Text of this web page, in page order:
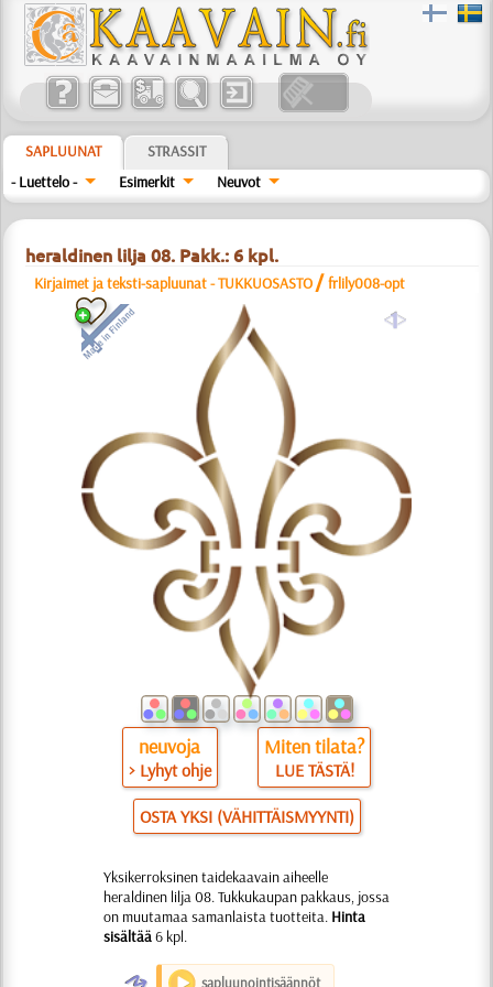
SAPLUUNAT
STRASSIT
- Luettelo -
Esimerkit Neuvot
heraldinen lilja 08. Pakk.: 6 kpl.
Kirjaimet ja teksti-sapluunat - TUKKUOSASTO /frlily008-opt
a
neuvoja
> Lyhyt ohje
Miten tilata?
LUE TÄSTÄ!
OSTA YKSI (VÄHITTÄISMYYNTI)
Yksikerroksinen taidekaavain aiheelle
heraldinen lilja 08. Tukkukaupan pakkaus, jossa
on muutamaa samanlaista tuotteita. Hinta
sisältää6 kpl.
O sapluunointisäännöt